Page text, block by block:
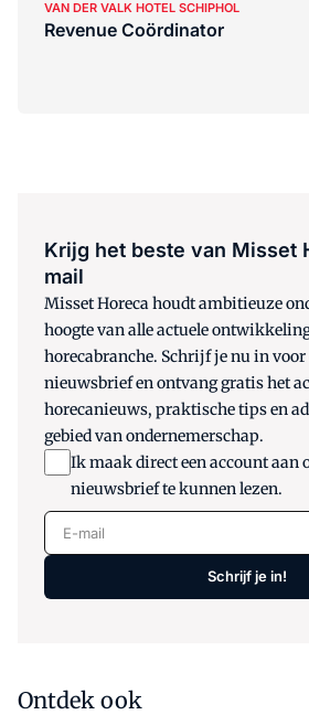
VAN DER VALK HOTEL SCHIPHOL
Revenue Coördinator
Krijg het beste van Misset
mail
Misset Horeca houdt ambitieuze
hoogte van alle actuele
horecabranche. Schrijf je nu in voor
nieuwsbrief en ontvang gratis het
horecanieuws, praktische tips en
gebied van ondernemerschap.
Ik maak direct een account aan
nieuwsbrief te kunnen lezen.
E-mail
Schrijf je in!
Ontdek ook